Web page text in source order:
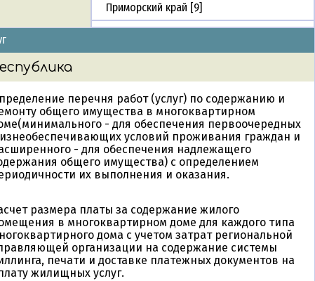
Приморский край [9]
Республика Алтай [1]
Республика Башкортостан [10]
Республика Бурятия [6]
Республика Карелия [3]
Республика Крым [12]
Республика Марий-эл [1]
Республика Саха (Якутия) [12]
перечня работ (услуг) по содержанию и
общего имущества в многоквартирном
- для обеспечения первоочередных
условий проживания граждан и
- для обеспечения надлежащего
общего имущества) с определением
их выполнения и оказания.
размера платы за содержание жилого
в многоквартирном доме для каждого типа
дома с учетом затрат региональной
организации на содержание системы
печати и доставке платежных документов на
жилищных услуг.